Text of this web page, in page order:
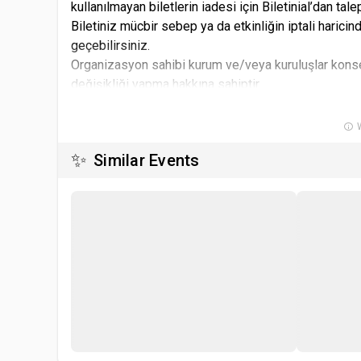
kullanılmayan biletlerin iadesi için Biletinial’dan
Biletiniz mücbir sebep ya da etkinliğin iptali
geçebilirsiniz.
Organizasyon sahibi kurum ve/veya kuruluşlar
değişikliği yapma hakkına sahiptir.
İndirimli biletler için satın alınan biletin etkinlik
✨ Similar Events